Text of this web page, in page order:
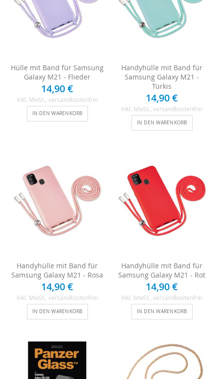
Hülle mit Band für Samsung
Galaxy M21 - Flieder
14,90 €
Inkl. MwSt. , versandkostenfrei
IN DEN WARENKORB
Handyhülle mit Band für
Samsung Galaxy M21 -
Türkis
14,90 €
Inkl. MwSt. , versandkostenfrei
IN DEN WARENKORB
Handyhülle mit Band für
Samsung Galaxy M21 - Rosa
14,90 €
Inkl. MwSt., versandkostenfrei
IN DEN WARENKORB
Handyhülle mit Band für
Samsung Galaxy M21 - Rot
14,90 €
Inkl. MwSt., versandkostenfrei
IN DEN WARENKORB